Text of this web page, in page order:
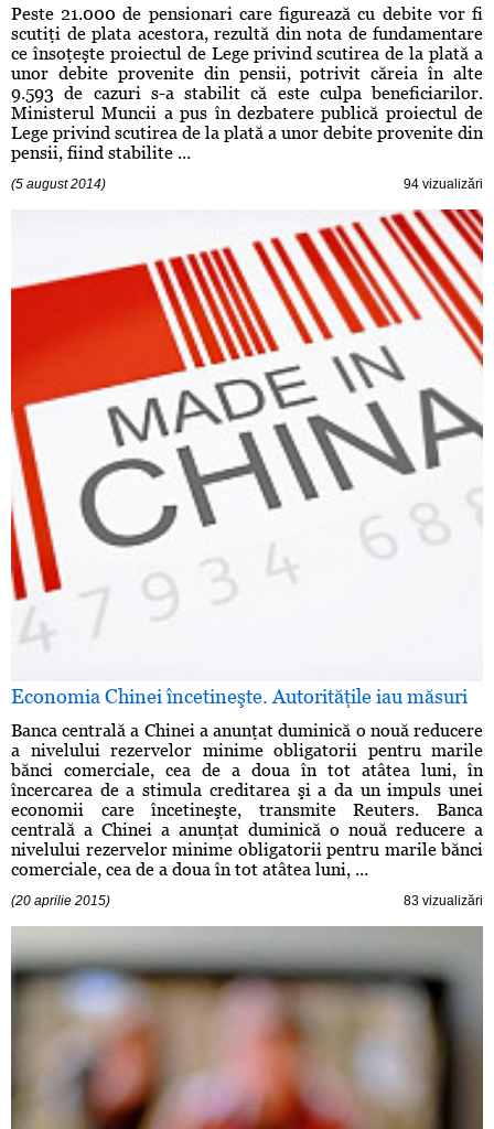
Peste 21.000 de pensionari care figurează cu debite vor fi
scutiţi de plata acestora, rezultă din nota de fundamentare
ce însoţeşte proiectul de Lege privind scutirea de la plată a
unor debite provenite din pensii, potrivit căreia în alte
9.593 de cazuri s-a stabilit că este culpa beneficiarilor.
Ministerul Muncii a pus în dezbatere publică proiectul de
Lege privind scutirea de la plată a unor debite provenite din
pensii, fiind stabilite ...
(5 august 2014) 94 vizualizări
Economia Chinei încetineşte. Autorităţile iau măsuri
Banca centrală a Chinei a anunţat duminică o nouă reducere
a nivelului rezervelor minime obligatorii pentru marile
bănci comerciale, cea de a doua în tot atâtea luni, în
încercarea de a stimula creditarea şi a da un impuls unei
economii care încetineşte, transmite Reuters. Banca
centrală a Chinei a anunţat duminică o nouă reducere a
nivelului rezervelor minime obligatorii pentru marile bănci
comerciale, cea de a doua în tot atâtea luni, ...
(20 aprilie 2015) 83 vizualizări